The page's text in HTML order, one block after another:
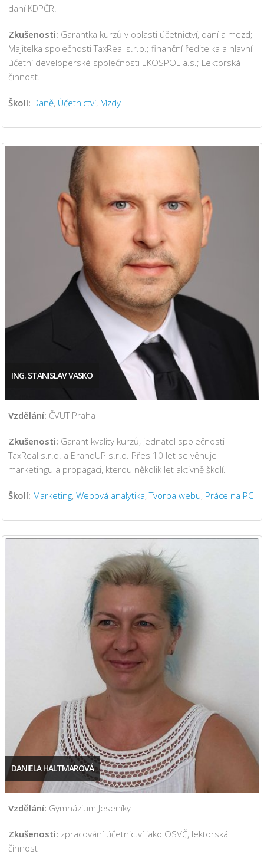
daní KDPČR.
Zkušenosti: Garantka kurzů v oblasti účetnictví, daní a mezd;
Majitelka společnosti TaxReal s.r.o.; finanční ředitelka a hlavní
účetní developerské společnosti EKOSPOL a.s.; Lektorská
činnost.
Školí: Daně, Účetnictví, Mzdy
ING. STANISLAV VASKO
Vzdělání: ČVUT Praha
Zkušenosti: Garant kvality kurzů, jednatel společnosti
TaxReal s.r.o. a BrandUP s.r.o. Přes 10 let se věnuje
marketingu a propagaci, kterou několik let aktivně školí.
Školí: Marketing, Webová analytika,Tvorba webu, Práce na PC
DANIELA HALTMAROVÁ
Vzdělání: Gymnázium Jeseníky
Zkušenosti: zpracování účetnictví jako OSVČ, lektorská
činnost